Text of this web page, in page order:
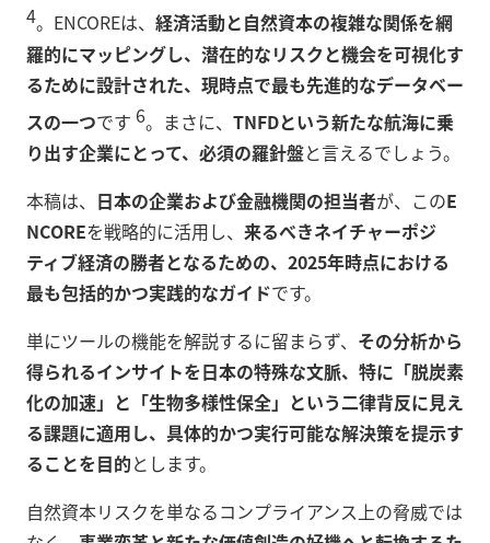
4。ENCOREは、 経済活動と自然資本の複雑な関係を網
羅的にマッピングし、潜在的なリスクと機会を可視化す
るために設計された、現時点で最も先進的なデータベー
スの一つです 6。まさに、 TNFDという新たな航海に乗
り出す企業にとって、必須の羅針盤と言えるでしょう。
本稿は、 日本の企業および金融機関の担当者が、このE
NCOREを戦略的に活用し、 来るべきネイチャーポジ
ティブ経済の勝者となるための、2025年時点における
最も包括的かつ実践的なガイドです。
単にツールの機能を解説するに留まらず、 その分析から
得られるインサイトを日本の特殊な文脈、特に「脱炭素
化の加速」と「生物多様性保全」という二律背反に見え
る課題に適用し、具体的かつ実行可能な解決策を提示す
ることを目的とします。
自然資本リスクを単なるコンプライアンス上の脅威では